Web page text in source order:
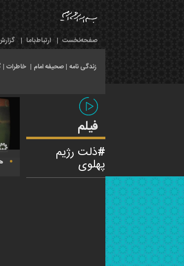
صفحه‌نخست | ارتباط‌با‌ما |
زندگی نامه |صحیفه امام | خاطرات |
فیلم
ذلت رژیم
پهلوی